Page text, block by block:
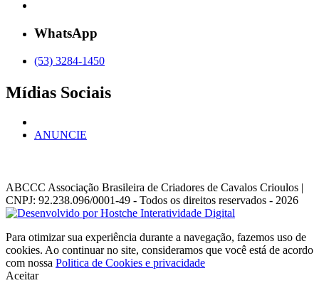
WhatsApp
(53) 3284-1450
Mídias Sociais
ANUNCIE
ABCCC Associação Brasileira de Criadores de Cavalos Crioulos |
CNPJ: 92.238.096/0001-49 - Todos os direitos reservados - 2026
Para otimizar sua experiência durante a navegação, fazemos uso de
cookies. Ao continuar no site, consideramos que você está de acordo
com nossa Politica de Cookies e privacidade
Aceitar